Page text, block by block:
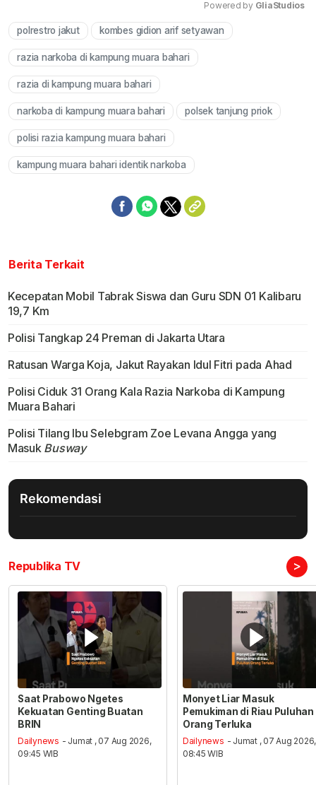
Powered by GliaStudios
polrestro jakut kombes gidion arif setyawan
razia narkoba di kampung muara bahari
razia di kampung muara bahari
narkoba di kampung muara bahari polsek tanjung priok
polisi razia kampung muara bahari
kampung muara bahari identik narkoba
Berita Terkait
Kecepatan Mobil Tabrak Siswa dan Guru SDN 01 Kalibaru
19,7 Km
Polisi Tangkap 24 Preman di Jakarta Utara
Ratusan Warga Koja, Jakut Rayakan Idul Fitri pada Ahad
Polisi Ciduk 31 Orang Kala Razia Narkoba di Kampung
Muara Bahari
Polisi Tilang Ibu Selebgram Zoe Levana Angga yang
Masuk Busway
Rekomendasi
Republika TV >
Saat Prabowo Ngetes
Kekuatan Genting Buatan
BRIN
Dailynews - Jumat , 07 Aug 2026,
09:45 WIB
Monyet Liar Masuk
Pemukiman di Riau Puluhan
Orang Terluka
Dailynews - Jumat , 07 Aug 2026,
08:45 WIB